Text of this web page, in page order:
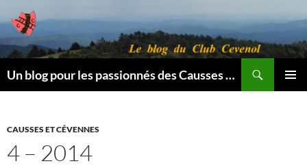
au
contenu
Un blog pour les passionnés des Causses et des Cévennes.
CAUSSES ET CÉVENNES
4 – 2014